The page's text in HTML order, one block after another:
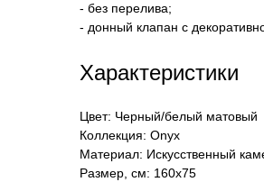
- без перелива;
- донный клапан с
Характеристики
Цвет: Черный/белый матовый
Коллекция: Onyx
Материал: Искусственный
Размер, см: 160х75